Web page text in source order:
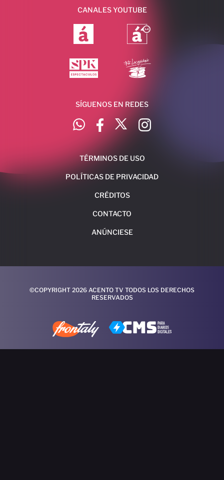
CANALES YOUTUBE
SÍGUENOS EN REDES
TÉRMINOS DE USO
POLÍTICAS DE PRIVACIDAD
CRÉDITOS
CONTACTO
ANÚNCIESE
©COPYRIGHT 2026 ACENTO TV TODOS LOS DERECHOS
RESERVADOS